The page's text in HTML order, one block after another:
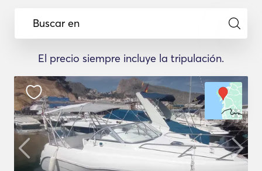
Buscar en
El precio siempre incluye la tripulación.